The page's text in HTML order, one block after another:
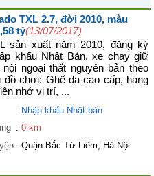
TXL 2.7, đời 2010, màu
tỷ(13/07/2017)
sản xuất năm 2010, đăng ký
khẩu Nhật Bản, xe chạy giữ
ngoại thất nguyên bản theo
đồ chơi: Ghế da cao cấp, hàng
nhớ vị trí, ...
: Nhập khẩu Nhật bản
: 0 km
: Quận Bắc Từ Liêm, Hà Nội